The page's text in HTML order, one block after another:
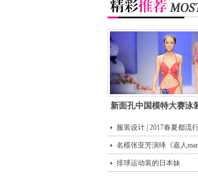
新面孔中国模特大赛泳
服装设计 | 2017春夏都流
型？名模张亚芳演绎《嘉人
排球运动装的日本妹